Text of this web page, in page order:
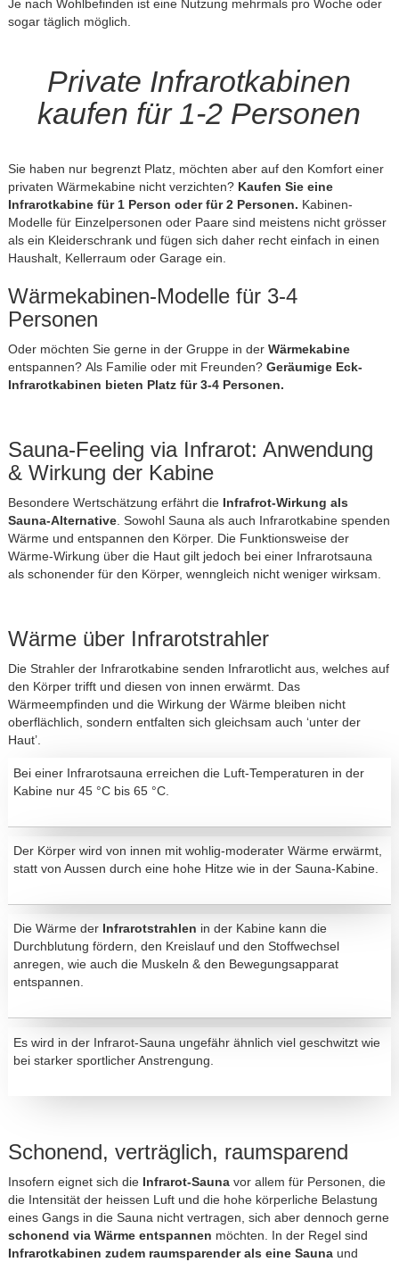
Je nach Wohlbefinden ist eine Nutzung mehrmals pro Woche oder
sogar täglich möglich.
Private Infrarotkabinen
kaufen für 1-2 Personen
Sie haben nur begrenzt Platz, möchten aber auf den Komfort einer
privaten Wärmekabine nicht verzichten? Kaufen Sie eine
Infrarotkabine für 1 Person oder für 2 Personen. Kabinen-
Modelle für Einzelpersonen oder Paare sind meistens nicht grösser
als ein Kleiderschrank und fügen sich daher recht einfach in einen
Haushalt, Kellerraum oder Garage ein.
Wärmekabinen-Modelle für 3-4
Personen
Oder möchten Sie gerne in der Gruppe in der Wärmekabine
entspannen? Als Familie oder mit Freunden? Geräumige Eck-
Infrarotkabinen bieten Platz für 3-4 Personen.
Sauna-Feeling via Infrarot: Anwendung
& Wirkung der Kabine
Besondere Wertschätzung erfährt die Infrafrot-Wirkung als
Sauna-Alternative. Sowohl Sauna als auch Infrarotkabine spenden
Wärme und entspannen den Körper. Die Funktionsweise der
Wärme-Wirkung über die Haut gilt jedoch bei einer Infrarotsauna
als schonender für den Körper, wenngleich nicht weniger wirksam.
Wärme über Infrarotstrahler
Die Strahler der Infrarotkabine senden Infrarotlicht aus, welches auf
den Körper trifft und diesen von innen erwärmt. Das
Wärmeempfinden und die Wirkung der Wärme bleiben nicht
oberflächlich, sondern entfalten sich gleichsam auch ‘unter der
Haut’.
Bei einer Infrarotsauna erreichen die Luft-Temperaturen in der
Kabine nur 45 °C bis 65 °C.
Der Körper wird von innen mit wohlig-moderater Wärme erwärmt,
statt von Aussen durch eine hohe Hitze wie in der Sauna-Kabine.
Die Wärme der Infrarotstrahlen in der Kabine kann die
Durchblutung fördern, den Kreislauf und den Stoffwechsel
anregen, wie auch die Muskeln & den Bewegungsapparat
entspannen.
Es wird in der Infrarot-Sauna ungefähr ähnlich viel geschwitzt wie
bei starker sportlicher Anstrengung.
Schonend, verträglich, raumsparend
Insofern eignet sich die Infrarot-Saunavor allem für Personen, die
die Intensität der heissen Luft und die hohe körperliche Belastung
eines Gangs in die Sauna nicht vertragen, sich aber dennoch gerne
schonend via Wärme entspannen möchten. In der Regel sind
Infrarotkabinen zudem raumsparender als eine Saunaund